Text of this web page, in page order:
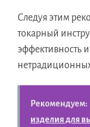
Следуя этим
токарный
эффективность
Рекомендуем:
изделия для